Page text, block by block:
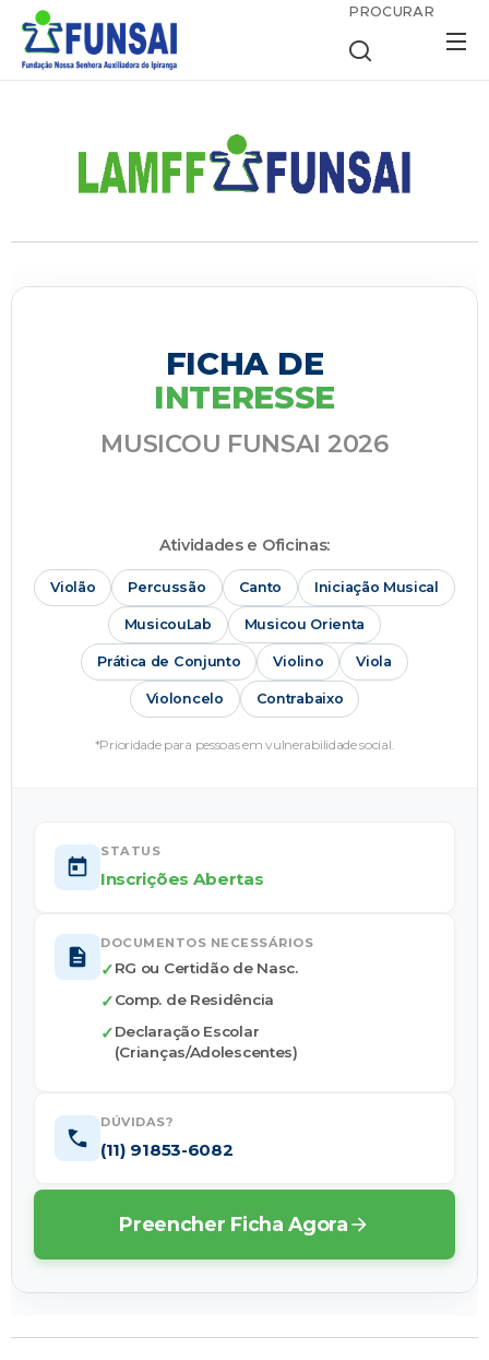
PROCURAR
FICHA DE
INTERESSE
MUSICOU FUNSAI 2026
Atividades e Oficinas:
Violão Percussão Canto Iniciação Musical
MusicouLab Musicou Orienta
Prática de Conjunto Violino Viola
Violoncelo Contrabaixo
*Prioridade para pessoas em vulnerabilidade social.
STATUS
Inscrições Abertas
DOCUMENTOS NECESSÁRIOS
✓RG ou Certidão de Nasc.
✓Comp. de Residência
✓Declaração Escolar
(Crianças/Adolescentes)
DÚVIDAS?
(11) 91853-6082
Preencher Ficha Agora